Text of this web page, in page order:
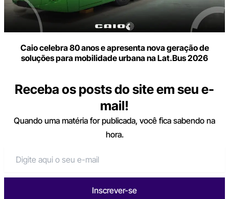
Caio celebra 80 anos e apresenta nova geração de
soluções para mobilidade urbana na Lat.Bus 2026
Receba os posts do site em seu e-
mail!
Quando uma matéria for publicada, você fica sabendo na
hora.
Inscrever-se